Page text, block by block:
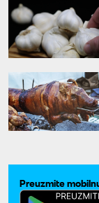
Preuzmite